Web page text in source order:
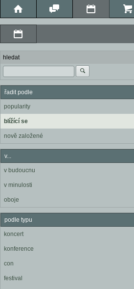
hledat
řadit podle
popularity
blížící se
nově založené
v...
v budoucnu
v minulosti
oboje
podle typu
koncert
konference
con
festival